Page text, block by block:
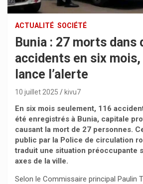
ACTUALITÉ SOCIÉTÉ
Bunia : 27 morts dans
accidents en six
lance l’alerte
10 juillet 2025 kivu7
En six mois seulement, 116
été enregistrés à Bunia, capitale
causant la mort de 27 personnes.
public par la Police de circulation
traduit une situation préoccupante
axes de la ville.
Selon le Commissaire principal Paulin